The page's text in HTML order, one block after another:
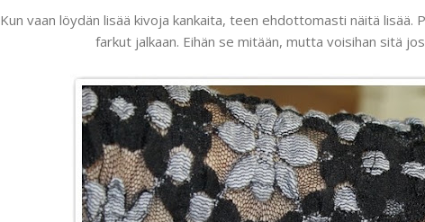
Kun vaan löydän lisää kivoja kankaita, teen ehdottomasti näitä
farkut jalkaan. Eihän se mitään, mutta voisihan sitä